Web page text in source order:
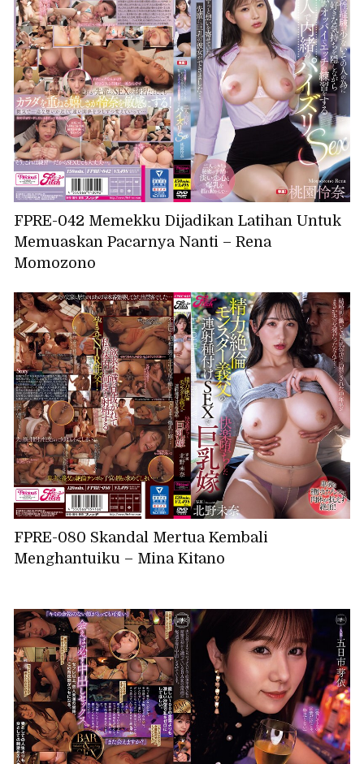
FPRE-042 Memekku Dijadikan Latihan Untuk
Memuaskan Pacarnya Nanti – Rena
Momozono
FPRE-080 Skandal Mertua Kembali
Menghantuiku – Mina Kitano